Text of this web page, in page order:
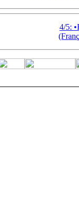
4/5: